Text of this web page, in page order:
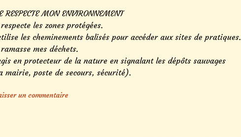
RESPECTE MON ENVIRONNEMENT
respecte les zones protégées.
les cheminements balisés pour accéder aux sites de pratiques.
ramasse mes déchets.
en protecteur de la nature en signalant les dépôts sauvages
mairie, poste de secours, sécurité).
un commentaire